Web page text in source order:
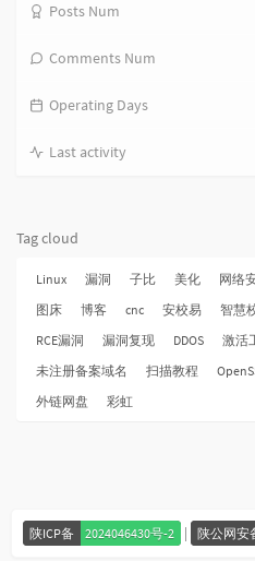
Posts Num
Comments Num
Operating Days
Last activity
Tag cloud
Linux 漏洞 子比 美化 网络
图床
博客 cnc 安校易 智慧
RCE漏洞
漏洞复现 DDOS 激活
未注册备案域名
扫描教程
外链网盘
彩虹
陕ICP备 2024046430号-2 | 陕公网安